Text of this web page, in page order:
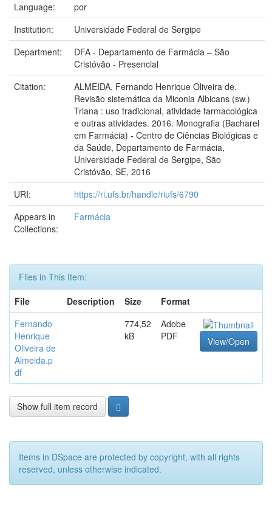
Language:
por
Institution:
Universidade Federal de Sergipe
Department:
DFA - Departamento de Farmácia – São
Cristóvão - Presencial
Citation:
ALMEIDA, Fernando Henrique Oliveira de.
Revisão sistemática da Miconia Albicans (sw.)
Triana : uso tradicional, atividade farmacológica
e outras atividades. 2016. Monografia (Bacharel
em Farmácia) - Centro de Ciências Biológicas e
da Saúde, Departamento de Farmácia,
Universidade Federal de Sergipe, São
Cristóvão, SE, 2016
URI:
https://ri.ufs.br/handle/riufs/6790
Appears in
Collections:
Farmácia
Files in This Item:
File
Description Size
Format
Fernando
Henrique
Oliveira de
Almeida.p
df
774,52
kB
Adobe
PDF
View/Open
Show full item record
Items in DSpace are protected by copyright, with all rights
reserved, unless otherwise indicated.